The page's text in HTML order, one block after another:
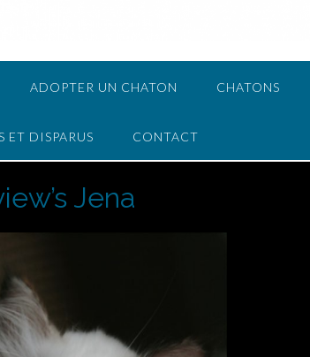
ADOPTER UN CHATON CHATONS
ET DISPARUS CONTACT
Jena